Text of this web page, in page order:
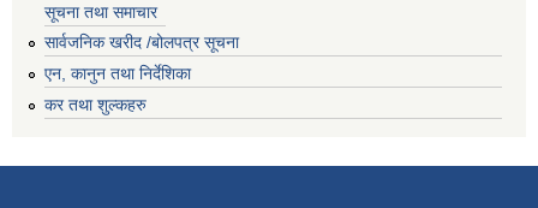
सूचना तथा समाचार
सार्वजनिक खरीद /बोलपत्र सूचना
एन, कानुन तथा निर्देशिका
कर तथा शुल्कहरु